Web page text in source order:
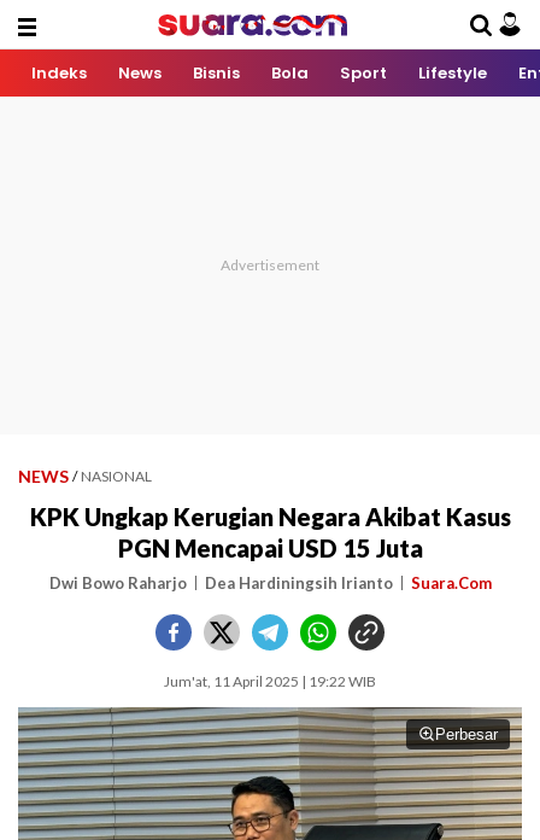
Indeks News Bisnis Bola Sport Lifestyle
NEWS / NASIONAL
KPK Ungkap Kerugian Negara Akibat Kasus
PGN Mencapai USD 15 Juta
Dwi Bowo Raharjo Dea Hardiningsih Irianto Suara.Com
Jum'at, 11 April 2025 | 19:22 WIB
Perbesar